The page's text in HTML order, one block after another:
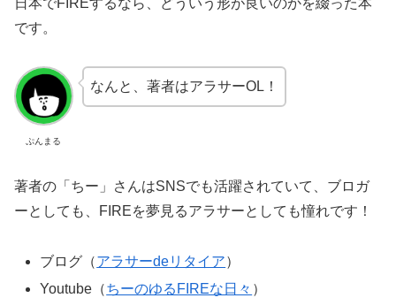
日本でFIREするなら、どういう形が良いのかを綴った本
です。
ぷんまる
なんと、著者はアラサーOL！
著者の「ちー」さんはSNSでも活躍されていて、ブロガ
ーとしても、FIREを夢見るアラサーとしても憧れです！
ブログ（アラサーdeリタイア）
Youtube（ちーのゆるFIREな日々 ）